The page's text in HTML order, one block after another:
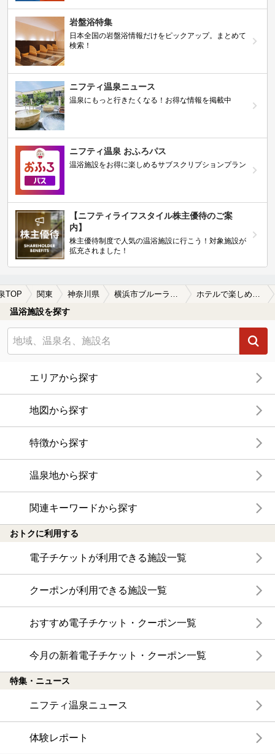
岩盤浴特集
日本全国の岩盤浴情報だけをピックアップ。まとめて
検索！
ニフティ温泉ニュース
温泉にもっと行きたくなる！お得な情報を掲載中
ニフティ温泉 おふろパス
温浴施設をお得に楽しめるサブスクリプションプラン
【ニフティライフスタイル株主優待のご案
内】
株主優待制度で人気の温浴施設に行こう！対象施設が
拡充されました！
TOP 関東 神奈川県 横浜市ブルーライン弘明寺駅 ホテルで楽しめる横浜市ブルーライン弘明寺駅近くの温泉、日帰り温泉、スーパー銭湯おすすめ
温浴施設を探す
エリアから探す
地図から探す
特徴から探す
温泉地から探す
関連キーワードから探す
おトクに利用する
電子チケットが利用できる施設一覧
クーポンが利用できる施設一覧
おすすめ電子チケット・クーポン一覧
今月の新着電子チケット・クーポン一覧
特集・ニュース
ニフティ温泉ニュース
体験レポート